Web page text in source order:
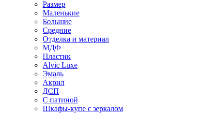
Размер
Маленькие
Большие
Средние
Отделка и материал
МДФ
Пластик
Alvic Luxe
Эмаль
Акрил
ДСП
С патиной
Шкафы-купе с зеркалом